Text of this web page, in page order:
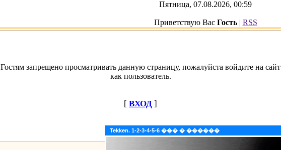
Пятница, 07.08.2026, 00:59
Приветствую Вас Гость| RSS
Tekken. 1-2-3-4-5-6 ��� � ������
Гостям запрещено просматривать данную страницу, пожалуйста войдите на сайт
как пользователь.
[ ВХОД ]